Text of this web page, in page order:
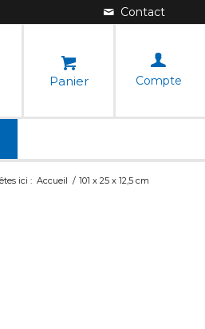
Panier Compte
ici : Accueil / 101 x 25 x 12,5 cm